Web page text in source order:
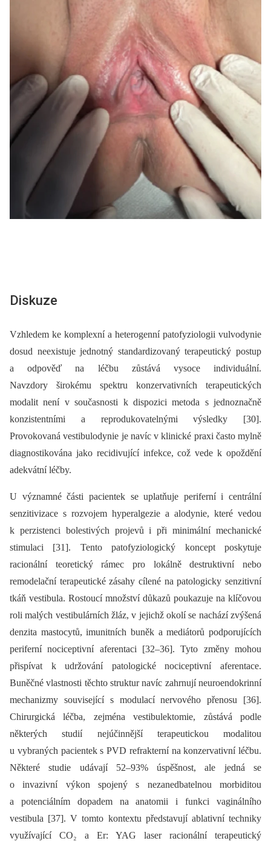
Diskuze
Vzhledem ke komplexní a heterogenní patofyziologii vulvodynie
dosud neexistuje jednotný standardizovaný terapeutický postup
a odpověď na léčbu zůstává vysoce individuální.
Navzdory širokému spektru konzervativních terapeutických
modalit není v současnosti k dispozici metoda s jednoznačně
konzistentními a reprodukovatelnými výsledky [30].
Provokovaná vestibulodynie je navíc v klinické praxi často mylně
diagnostikována jako recidivující infekce, což vede k opoždění
adekvátní léčby.
U významné části pacientek se uplatňuje periferní i centrální
senzitivizace s rozvojem hyperalgezie a alodynie, které vedou
k perzistenci bolestivých projevů i při minimální mechanické
stimulaci [31]. Tento patofyziologický koncept poskytuje
racionální teoretický rámec pro lokálně destruktivní nebo
remodelační terapeutické zásahy cílené na patologicky senzitivní
tkáň vestibula. Rostoucí množství důkazů poukazuje na klíčovou
roli malých vestibulárních žláz, v jejichž okolí se nachází zvýšená
denzita mastocytů, imunitních buněk a mediátorů podporujících
periferní nociceptivní aferentaci [32–36]. Tyto změny mohou
přispívat k udržování patologické nociceptivní aferentace.
Buněčné vlastnosti těchto struktur navíc zahrnují neuroendokrinní
mechanizmy související s modulací nervového přenosu [36].
Chirurgická léčba, zejména vestibulektomie, zůstává podle
některých studií nejúčinnější terapeutickou modalitou
u vybraných pacientek s PVD refrakterní na konzervativní léčbu.
Některé studie udávají 52–93% úspěšnost, ale jedná se
o invazivní výkon spojený s nezanedbatelnou morbiditou
a potenciálním dopadem na anatomii i funkci vaginálního
vestibula [37]. V tomto kontextu představují ablativní techniky
využívající CO₂ a Er: YAG laser racionální terapeutický